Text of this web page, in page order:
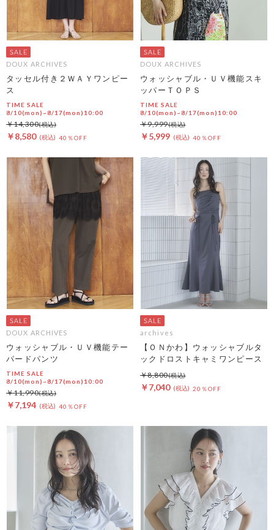
DOUX ARCHIVES
タッセル付き２ＷＡＹワンピー
ス
TIME SALE
8/10(mon)~8/17(mon)10:00
￥8,580 40％OFF
￥14,300
DOUX ARCHIVES
ウォッシャブル・ＵＶ機能スキ
ッパーＴＯＰＳ
TIME SALE
8/10(mon)~8/17(mon)10:00
￥5,999 40％OFF
￥9,999
DOUX ARCHIVES
ウォッシャブル・ＵＶ機能テー
パードパンツ
TIME SALE
8/10(mon)~8/17(mon)10:00
￥7,194 40％OFF
￥11,990
archives
【ＯＮかわ】ウォッシャブルタ
ックドロストキャミワンピース
￥7,040 20％OFF
￥8,800